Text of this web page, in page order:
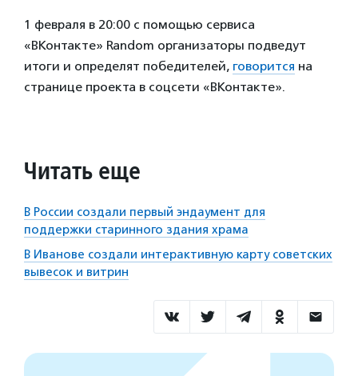
1 февраля в 20:00 с помощью сервиса
«ВКонтакте» Random организаторы подведут
итоги и определят победителей, говорится на
странице проекта в соцсети «ВКонтакте».
Читать еще
В России создали первый эндаумент для
поддержки старинного здания храма
В Иванове создали интерактивную карту советских
вывесок и витрин